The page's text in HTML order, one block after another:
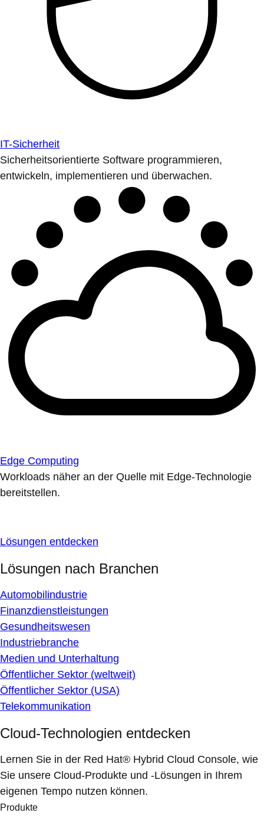
IT-Sicherheit
Sicherheitsorientierte Software programmieren,
entwickeln, implementieren und überwachen.
Edge Computing
Workloads näher an der Quelle mit Edge-Technologie
bereitstellen.
Lösungen entdecken
Lösungen nach Branchen
Automobilindustrie
Finanzdienstleistungen
Gesundheitswesen
Industriebranche
Medien und Unterhaltung
Öffentlicher Sektor (weltweit)
Öffentlicher Sektor (USA)
Telekommunikation
Cloud-Technologien entdecken
Lernen Sie in der Red Hat® Hybrid Cloud Console, wie
Sie unsere Cloud-Produkte und -Lösungen in Ihrem
eigenen Tempo nutzen können.
Produkte